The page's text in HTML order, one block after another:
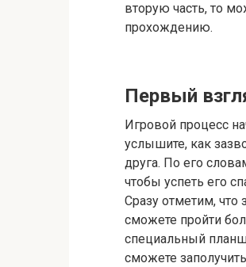
вторую часть, то
прохождению.
Первый
Игровой процесс
услышите, как
друга. По его
чтобы успеть его
Сразу отметим,
сможете пройти
специальный
сможете